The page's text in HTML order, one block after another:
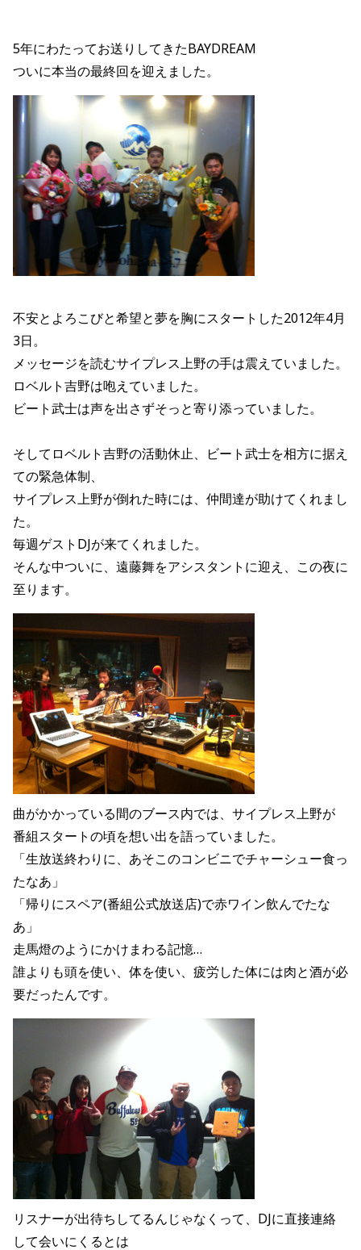
5年にわたってお送りしてきたBAYDREAM
ついに本当の最終回を迎えました。
不安とよろこびと希望と夢を胸にスタートした2012年4月
3日。
メッセージを読むサイプレス上野の手は震えていました。
ロベルト吉野は咆えていました。
ビート武士は声を出さずそっと寄り添っていました。
そしてロベルト吉野の活動休止、ビート武士を相方に据え
ての緊急体制、
サイプレス上野が倒れた時には、仲間達が助けてくれまし
た。
毎週ゲストDJが来てくれました。
そんな中ついに、遠藤舞をアシスタントに迎え、この夜に
至ります。
曲がかかっている間のブース内では、サイプレス上野が
番組スタートの頃を想い出を語っていました。
「生放送終わりに、あそこのコンビニでチャーシュー食っ
たなあ」
「帰りにスペア(番組公式放送店)で赤ワイン飲んでたな
あ」
走馬燈のようにかけまわる記憶…
誰よりも頭を使い、体を使い、疲労した体には肉と酒が必
要だったんです。
リスナーが出待ちしてるんじゃなくって、DJに直接連絡
して会いにくるとは